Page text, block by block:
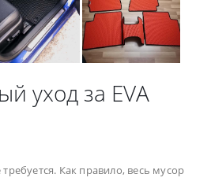
уход за EVA
Как правило, весь мусор